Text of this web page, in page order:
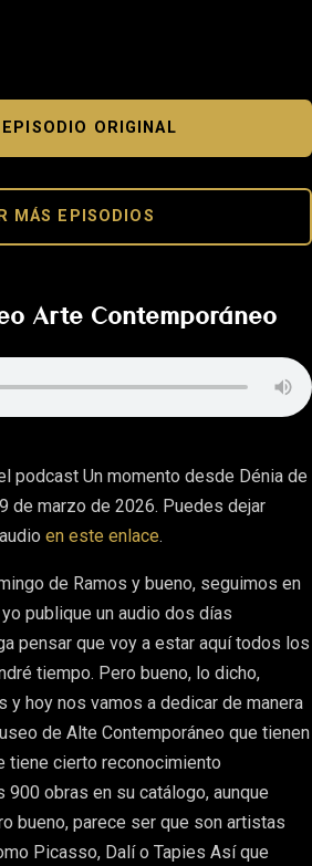
EPISODIO ORIGINAL
MÁS EPISODIOS
Arte Contemporáneo
podcast Un momento desde Dénia de
de marzo de 2026. Puedes dejar
en este enlace.
de Ramos y bueno, seguimos en
publique un audio dos días
pensar que voy a estar aquí todos los
tiempo. Pero bueno, lo dicho,
y hoy nos vamos a dedicar de manera
de Alte Contemporáneo que tienen
tiene cierto reconocimiento
900 obras en su catálogo, aunque
bueno, parece ser que son artistas
Picasso, Dalí o Tapies Así que